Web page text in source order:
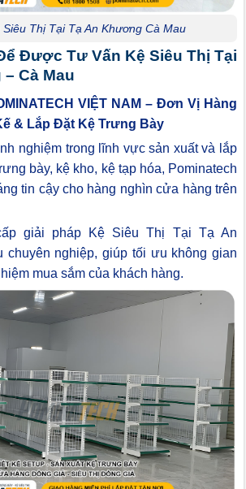
Thị Tại Tạ An Khương Cà Mau
Được Tư Vấn Kệ Siêu Thị Tại
Cà Mau
VIỆT NAM – Đơn Vị Hàng
& Lắp Đặt Kệ Trưng Bày
nghiệm trong lĩnh vực sản xuất và lắp
bày, kệ kho, kệ tạp hóa, Pominatech
tin cậy cho hàng nghìn cửa hàng trên
giải pháp Kệ Siêu Thị Tại Tạ An
chuyên nghiệp, giúp tối ưu không gian
mua sắm của khách hàng.